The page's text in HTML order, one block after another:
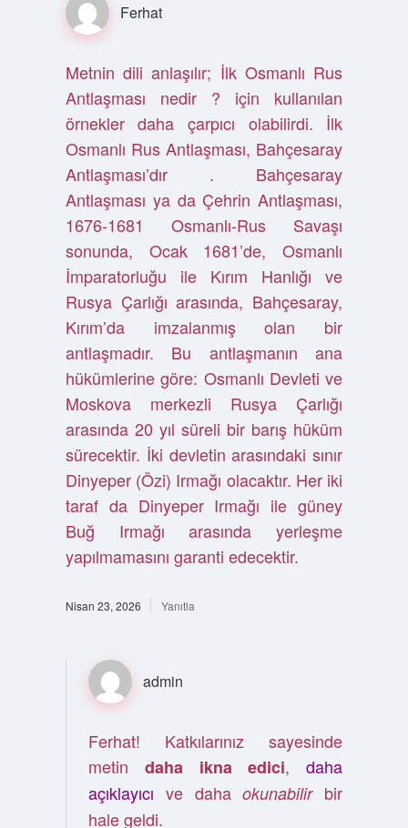
Ferhat
Metnin dili anlaşılır; İlk Osmanlı Rus
Antlaşması nedir ? için kullanılan
örnekler daha çarpıcı olabilirdi. İlk
Osmanlı Rus Antlaşması, Bahçesaray
Antlaşması’dır . Bahçesaray
Antlaşması ya da Çehrin Antlaşması,
1676-1681 Osmanlı-Rus Savaşı
sonunda, Ocak 1681’de, Osmanlı
İmparatorluğu ile Kırım Hanlığı ve
Rusya Çarlığı arasında, Bahçesaray,
Kırım’da imzalanmış olan bir
antlaşmadır. Bu antlaşmanın ana
hükümlerine göre: Osmanlı Devleti ve
Moskova merkezli Rusya Çarlığı
arasında 20 yıl süreli bir barış hüküm
sürecektir. İki devletin arasındaki sınır
Dinyeper (Özi) Irmağı olacaktır. Her iki
taraf da Dinyeper Irmağı ile güney
Buğ Irmağı arasında yerleşme
yapılmamasını garanti edecektir.
Nisan 23, 2026 Yanıtla
admin
Ferhat! Katkılarınız sayesinde
metin daha ikna edici,daha
açıklayıcı ve dahaokunabilirbir
hale geldi.